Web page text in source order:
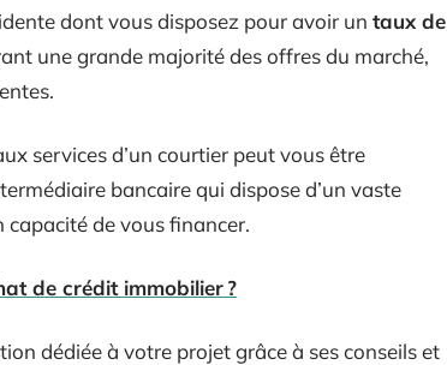
dont vous disposez pour avoir un taux de
une grande majorité des offres du marché,
services d’un courtier peut vous être
bancaire qui dispose d’un vaste
capacité de vous financer.
de crédit immobilier ?
dédiée à votre projet grâce à ses conseils et